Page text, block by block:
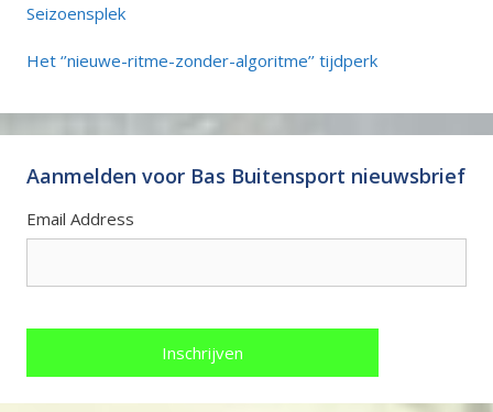
Seizoensplek
Het ‘’nieuwe-ritme-zonder-algoritme’’ tijdperk
Aanmelden voor Bas Buitensport nieuwsbrief
Email Address